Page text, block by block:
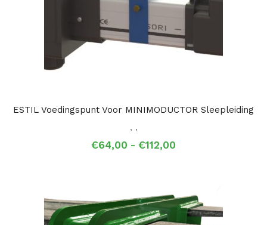
ESTIL Voedingspunt Voor MINIMODUCTOR Sleepleiding
, ,
€64,00 - €112,00